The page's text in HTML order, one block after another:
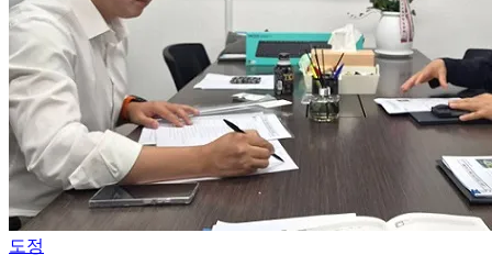
도정